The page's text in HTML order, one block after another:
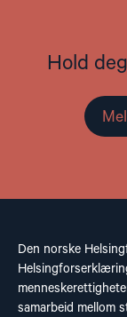
Hold
Den norske
samarbeid mellom